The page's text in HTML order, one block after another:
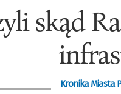
skąd
Kronika Miasta